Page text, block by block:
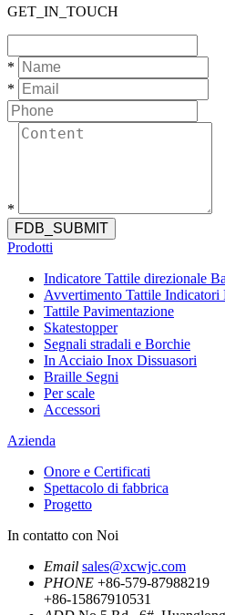
GET_IN_TOUCH
*
*
*
FDB_SUBMIT
Prodotti
Indicatore Tattile direzionale
Avvertimento Tattile Indicatori
Tattile Pavimentazione
Skatestopper
Segnali stradali e Borchie
In Acciaio Inox Dissuasori
Braille Segni
Per scale
Accessori
Azienda
Onore e Certificati
Spettacolo di fabbrica
Progetto
In contatto con Noi
Email sales@xcwjc.com
PHONE +86-579-87988219
+86-15867910531